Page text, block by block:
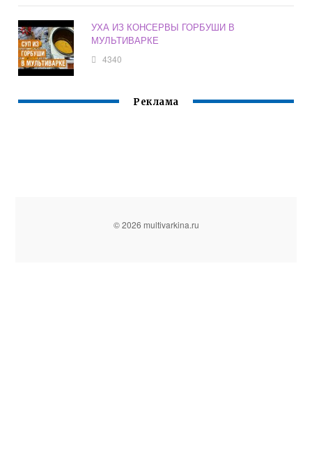
УХА ИЗ КОНСЕРВЫ ГОРБУШИ В
МУЛЬТИВАРКЕ
4340
Реклама
© 2026 multivarkina.ru